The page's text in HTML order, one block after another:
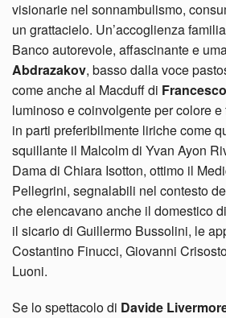
visionarie nel sonnambulismo,
un grattacielo. Un’accoglienza
Banco autorevole, affascinante e
Abdrazakov, basso dalla voce
come anche al Macduff di
luminoso e coinvolgente per colore
in parti preferibilmente liriche come
squillante il Malcolm di Yvan Ayon
Dama di Chiara Isotton, ottimo il
Pellegrini, segnalabili nel contesto
che elencavano anche il domestico
il sicario di Guillermo Bussolini, le
Costantino Finucci, Giovanni
Luoni.
Se lo spettacolo di Davide